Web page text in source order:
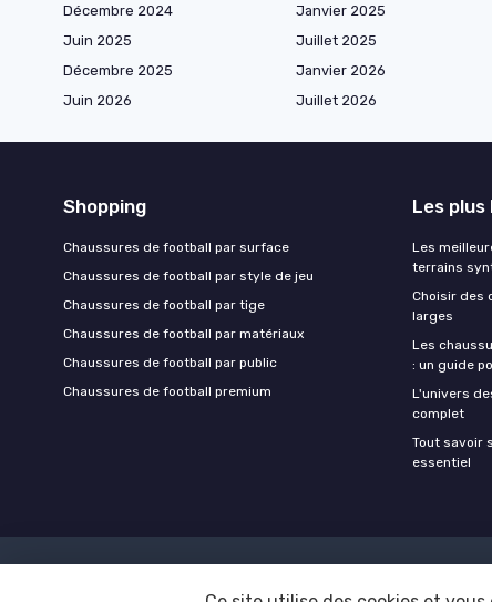
Décembre 2024
Janvier 2025
Juin 2025
Juillet 2025
Décembre 2025
Janvier 2026
Juin 2026
Juillet 2026
Shopping
Chaussures de football par surface
Chaussures de football par style de jeu
Chaussures de football par tige
Chaussures de football par matériaux
Chaussures de football par public
Chaussures de football premium
Les plus
Les
terrains
Choisir des
larges
Les
: un guide
L'univers
complet
Tout savoir
essentiel